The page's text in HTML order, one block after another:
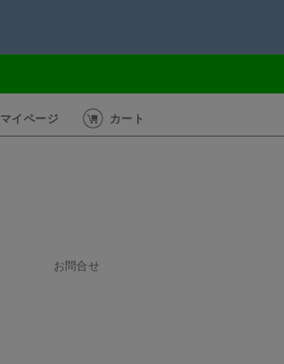
マイページ カート
お問合せ